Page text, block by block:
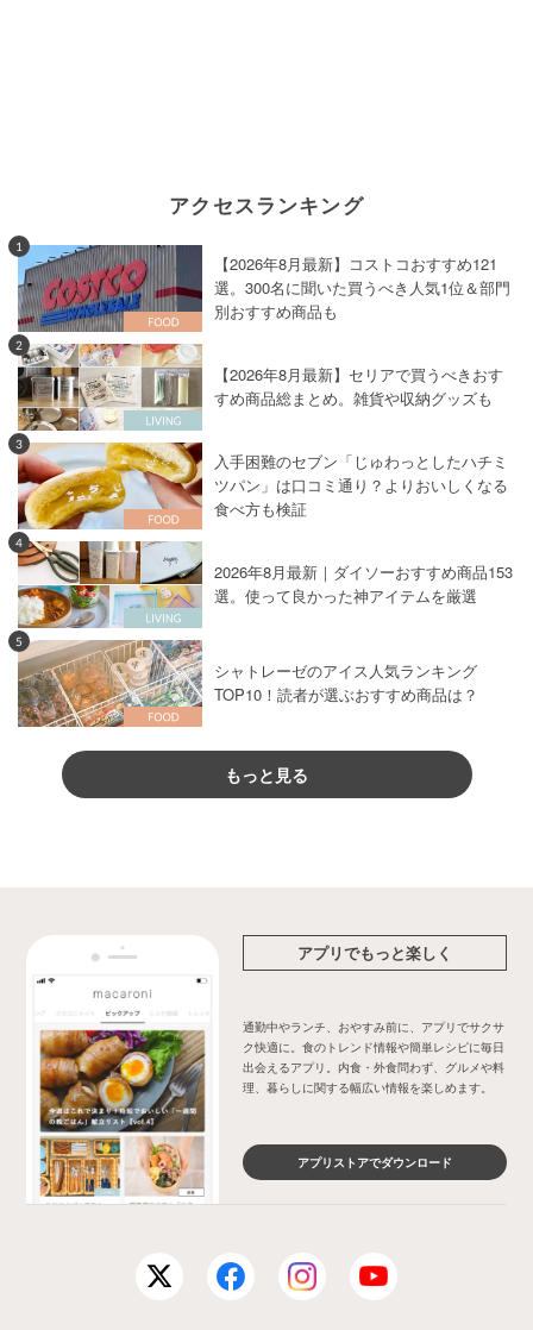
アクセスランキング
1
【2026年8月最新】コストコおすすめ121
選。300名に聞いた買うべき人気1位＆部門
別おすすめ商品も
2
【2026年8月最新】セリアで買うべきおす
すめ商品総まとめ。雑貨や収納グッズも
3
入手困難のセブン「じゅわっとしたハチミ
ツパン」は口コミ通り？よりおいしくなる
食べ方も検証
4
2026年8月最新｜ダイソーおすすめ商品153
選。使って良かった神アイテムを厳選
5
シャトレーゼのアイス人気ランキング
TOP10！読者が選ぶおすすめ商品は？
もっと見る
アプリでもっと楽しく
通勤中やランチ、おやすみ前に、アプリでサクサ
ク快適に。食のトレンド情報や簡単レシピに毎日
出会えるアプリ。内食・外食問わず、グルメや料
理、暮らしに関する幅広い情報を楽しめます。
アプリストアでダウンロード